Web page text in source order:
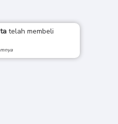
telah membeli